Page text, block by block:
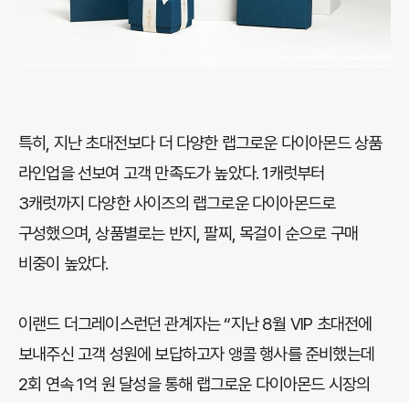
특히, 지난 초대전보다 더 다양한 랩그로운 다이아몬드 상품
라인업을 선보여 고객 만족도가 높았다. 1캐럿부터
3캐럿까지 다양한 사이즈의 랩그로운 다이아몬드로
구성했으며, 상품별로는 반지, 팔찌, 목걸이 순으로 구매
비중이 높았다.
이랜드 더그레이스런던 관계자는 “지난 8월 VIP 초대전에
보내주신 고객 성원에 보답하고자 앵콜 행사를 준비했는데
2회 연속 1억 원 달성을 통해 랩그로운 다이아몬드 시장의